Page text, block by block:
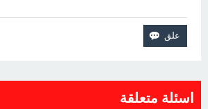
اسئلة متعلقة